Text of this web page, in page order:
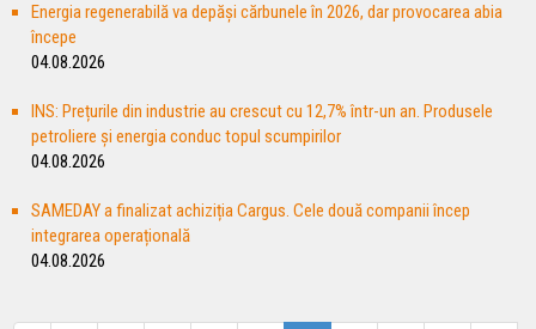
Energia regenerabilă va depăşi cărbunele în 2026, dar provocarea abia
începe
04.08.2026
INS: Prețurile din industrie au crescut cu 12,7% într-un an. Produsele
petroliere și energia conduc topul scumpirilor
04.08.2026
SAMEDAY a finalizat achiziția Cargus. Cele două companii încep
integrarea operațională
04.08.2026